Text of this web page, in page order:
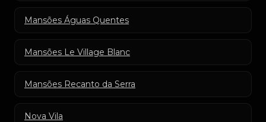
Mansões Águas Quentes
Mansões Le Village Blanc
Mansões Recanto da Serra
Nova Vila